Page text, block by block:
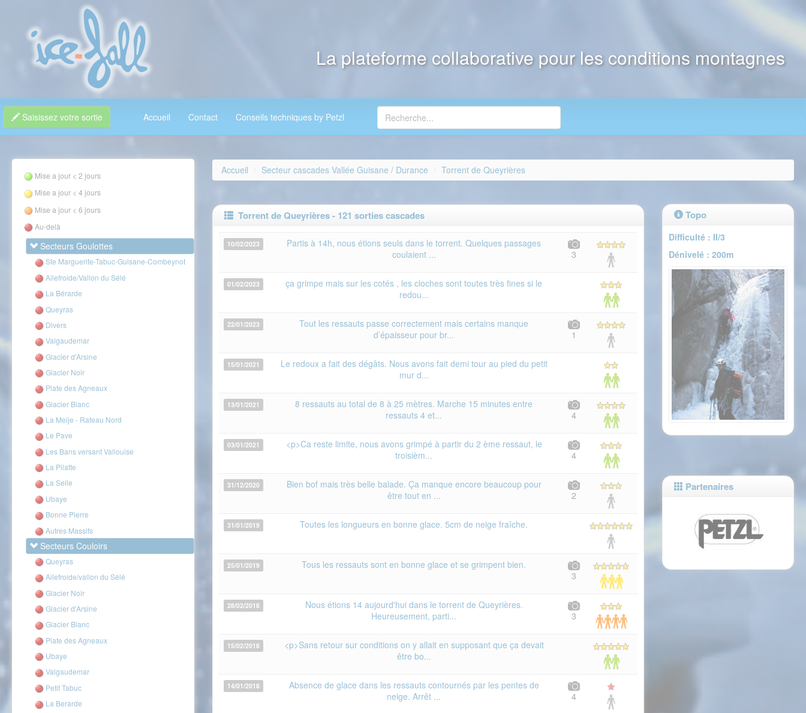
La plateforme collaborative pour les conditions montagnes
Saisissez votre sortie Accueil Contact Conseils techniques by Petzl
Mise a jour < 2 jours
Mise a jour < 4 jours
Mise a jour < 6 jours
Au-delà
Secteurs Goulottes
Ste Marguerite-Tabuc-Guisane-Combeynot
Ailefroide/Vallon du Sélé
La Bérarde
Queyras
Divers
Valgaudemar
Glacier d'Arsine
Glacier Noir
Plate des Agneaux
Glacier Blanc
La Meije - Rateau Nord
Le Pave
Les Bans versant Vallouise
La Pilatte
La Selle
Ubaye
Bonne Pierre
Autres Massifs
Secteurs Couloirs
Queyras
Ailefroide/vallon du Sélé
Glacier Noir
Glacier d'Arsine
Glacier Blanc
Plate des Agneaux
Ubaye
Valgaudemar
Petit Tabuc
La Berarde
Accueil Secteur cascades Vallée Guisane / Durance Torrent de Queyrières
Torrent de Queyrières - 121 sorties cascades
10/02/2023
Partis à 14h, nous étions seuls dans le torrent. Quelques passages
coulaient ...
3
01/02/2023
ça grimpe mais sur les cotés , les cloches sont toutes très fines si le
redou...
22/01/2023
Tout les ressauts passe correctement mais certains manque
d’épaisseur pour br...
1
15/01/2021
Le redoux a fait des dégâts. Nous avons fait demi tour au pied du petit
mur d...
13/01/2021
8 ressauts au total de 8 à 25 mètres. Marche 15 minutes entre
ressauts 4 et...
4
03/01/2021
<p>Ca reste limite, nous avons grimpé à partir du 2 ème ressaut, le
troisièm...
4
31/12/2020
Bien bof mais très belle balade. Ça manque encore beaucoup pour
être tout en ...
2
31/01/2019 Toutes les longueurs en bonne glace. 5cm de neige fraîche.
25/01/2019
Tous les ressauts sont en bonne glace et se grimpent bien.
3
28/02/2018
Nous étions 14 aujourd'hui dans le torrent de Queyrières.
Heureusement, parti...
3
15/02/2018
<p>Sans retour sur conditions on y allait en supposant que ça devait
être bo...
14/01/2018
Absence de glace dans les ressauts contournés par les pentes de
neige. Arrêt ...
4
Topo
Difficulté : II/3
Dénivelé : 200m
Partenaires